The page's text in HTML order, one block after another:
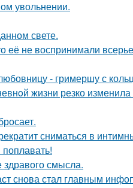
увольнении.
свете.
её не воспринимали
- гримершу с
жизни резко
сниматься в
смысла.
снова стал главным